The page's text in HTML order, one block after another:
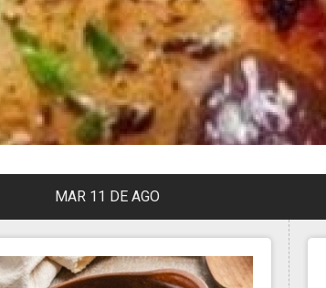
MAR 11 DE AGO